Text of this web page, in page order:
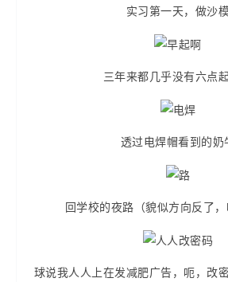
实习第一天，做沙
三年来都几乎没有六点
透过电焊帽看到的奶
回学校的夜路（貌似方向反了
球说我人人上在发减肥广告，呃，改